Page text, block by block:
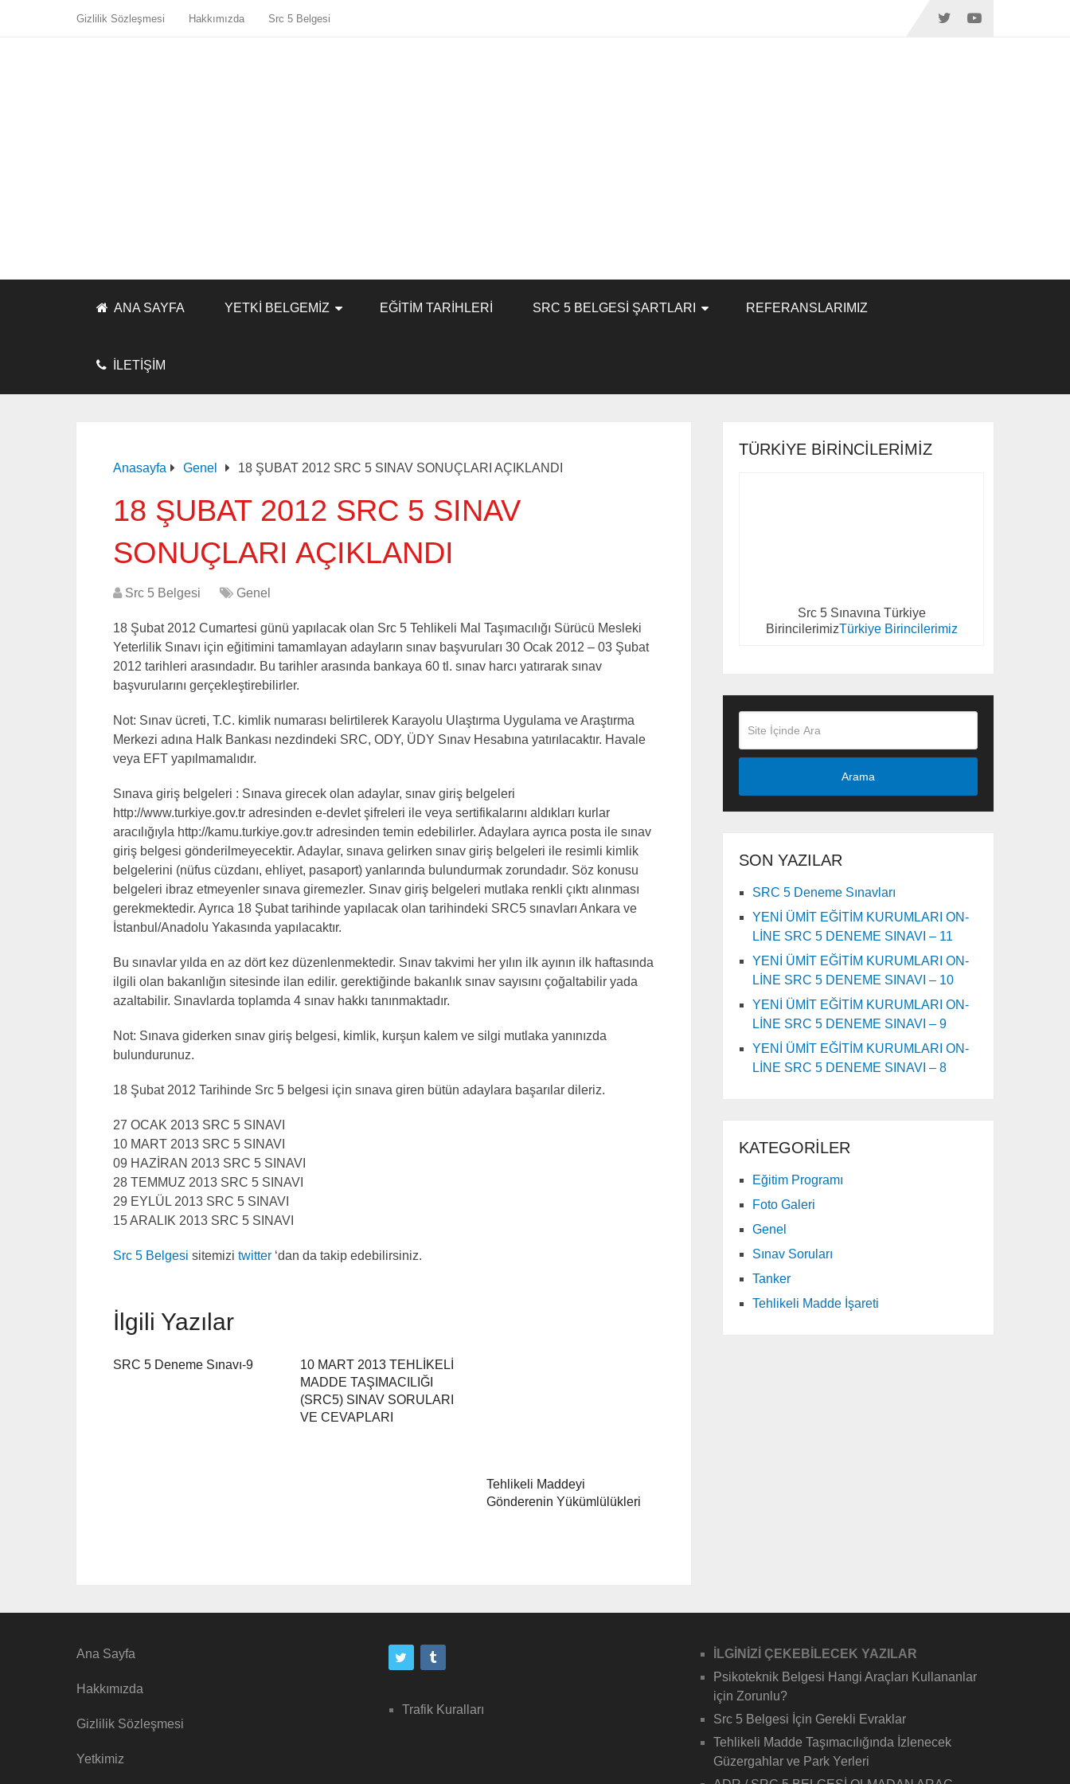
Gizlilik Sözleşmesi Hakkımızda Src 5 Belgesi
ANA SAYFA YETKI BELGEMIZ EĞITIM TARIHLERI SRC 5 BELGESI ŞARTLARI REFERANSLARIMIZ
İLETİŞİM
Anasayfa Genel 18 ŞUBAT 2012 SRC 5 SINAV SONUÇLARI AÇIKLANDI
18 ŞUBAT 2012 SRC 5 SINAV
SONUÇLARI AÇIKLANDI
Src 5 Belgesi Genel
18 Şubat 2012 Cumartesi günü yapılacak olan Src 5 Tehlikeli Mal Taşımacılığı Sürücü Mesleki
Yeterlilik Sınavı için eğitimini tamamlayan adayların sınav başvuruları 30 Ocak 2012 – 03 Şubat
2012 tarihleri arasındadır. Bu tarihler arasında bankaya 60 tl. sınav harcı yatırarak sınav
başvurularını gerçekleştirebilirler.
Not: Sınav ücreti, T.C. kimlik numarası belirtilerek Karayolu Ulaştırma Uygulama ve Araştırma
Merkezi adına Halk Bankası nezdindeki SRC, ODY, ÜDY Sınav Hesabına yatırılacaktır. Havale
veya EFT yapılmamalıdır.
Sınava giriş belgeleri : Sınava girecek olan adaylar, sınav giriş belgeleri
http://www.turkiye.gov.tr adresinden e-devlet şifreleri ile veya sertifikalarını aldıkları kurlar
aracılığıyla http://kamu.turkiye.gov.tr adresinden temin edebilirler. Adaylara ayrıca posta ile sınav
giriş belgesi gönderilmeyecektir. Adaylar, sınava gelirken sınav giriş belgeleri ile resimli kimlik
belgelerini (nüfus cüzdanı, ehliyet, pasaport) yanlarında bulundurmak zorundadır. Söz konusu
belgeleri ibraz etmeyenler sınava giremezler. Sınav giriş belgeleri mutlaka renkli çıktı alınması
gerekmektedir. Ayrıca 18 Şubat tarihinde yapılacak olan tarihindeki SRC5 sınavları Ankara ve
İstanbul/Anadolu Yakasında yapılacaktır.
Bu sınavlar yılda en az dört kez düzenlenmektedir. Sınav takvimi her yılın ilk ayının ilk haftasında
ilgili olan bakanlığın sitesinde ilan edilir. gerektiğinde bakanlık sınav sayısını çoğaltabilir yada
azaltabilir. Sınavlarda toplamda 4 sınav hakkı tanınmaktadır.
Not: Sınava giderken sınav giriş belgesi, kimlik, kurşun kalem ve silgi mutlaka yanınızda
bulundurunuz.
18 Şubat 2012 Tarihinde Src 5 belgesi için sınava giren bütün adaylara başarılar dileriz.
27 OCAK 2013 SRC 5 SINAVI
10 MART 2013 SRC 5 SINAVI
09 HAZİRAN 2013 SRC 5 SINAVI
28 TEMMUZ 2013 SRC 5 SINAVI
29 EYLÜL 2013 SRC 5 SINAVI
15 ARALIK 2013 SRC 5 SINAVI
Src 5 Belgesi sitemizi twitter ‘dan da takip edebilirsiniz.
İlgili Yazılar
SRC 5 Deneme Sınavı-9
10 MART 2013 TEHLİKELİ
MADDE TAŞIMACILIĞI
(SRC5) SINAV SORULARI
VE CEVAPLARI
Tehlikeli Maddeyi
Gönderenin Yükümlülükleri
TÜRKIYE BIRINCILERIMIZ
Src 5 Sınavına Türkiye
BirincilerimizTürkiye Birincilerimiz
Arama
SON YAZILAR
SRC 5 Deneme Sınavları
YENİ ÜMİT EĞİTİM KURUMLARI ON-
LİNE SRC 5 DENEME SINAVI – 11
YENİ ÜMİT EĞİTİM KURUMLARI ON-
LİNE SRC 5 DENEME SINAVI – 10
YENİ ÜMİT EĞİTİM KURUMLARI ON-
LİNE SRC 5 DENEME SINAVI – 9
YENİ ÜMİT EĞİTİM KURUMLARI ON-
LİNE SRC 5 DENEME SINAVI – 8
KATEGORILER
Eğitim Programı
Foto Galeri
Genel
Sınav Soruları
Tanker
Tehlikeli Madde İşareti
Ana Sayfa
Hakkımızda
Gizlilik Sözleşmesi
Yetkimiz
Trafik Kuralları
İLGİNİZİ ÇEKEBİLECEK YAZILAR
Psikoteknik Belgesi Hangi Araçları Kullananlar
için Zorunlu?
Src 5 Belgesi İçin Gerekli Evraklar
Tehlikeli Madde Taşımacılığında İzlenecek
Güzergahlar ve Park Yerleri